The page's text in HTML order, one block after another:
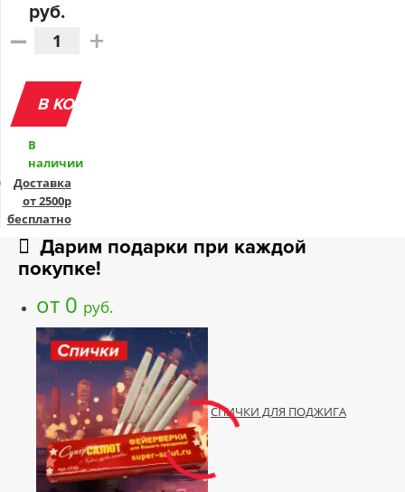
руб.
– +
В КОРЗИНУ
В
наличии
Доставка
от 2500р
бесплатно
Дарим подарки при каждой
покупке!
от 0 руб.
СПИЧКИ ДЛЯ ПОДЖИГА